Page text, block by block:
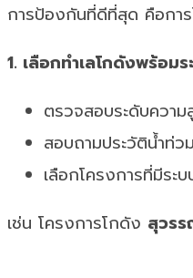
การป้องกันที่ดีที่สุด คือการ
1. เลือกทำเลโกดังพร้อม
ตรวจสอบระดับควา
สอบถามประวัติน้ำท่
เลือกโครงการที่มีระ
เช่น โครงการโกดัง สุวร